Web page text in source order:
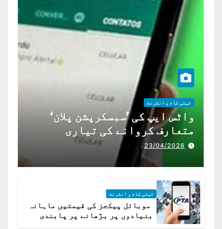
ٹیلی کام و انٹرنٹ
واٹس ایپ کی ’سبسکرپشن پلان‘
متعارف کروانے کی تیاری
23/04/2026
ٹیلی کام و انٹرنٹ
موبائل پیکجز کی قیمتیں ماہانہ
بنیادوں پر بڑھانے پر پابندی